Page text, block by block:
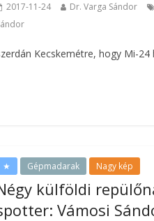
2017-11-24 Dr. Varga Sándor
Kecskemétre, hogy Mi-
★ Gépmadarak Nagy kép
külföldi
Vámosi